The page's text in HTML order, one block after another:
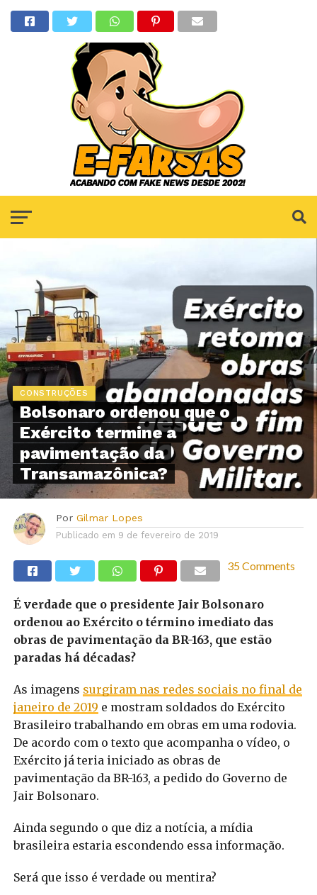
CONSTRUÇÕES
Bolsonaro ordenou que o
Exército termine a
pavimentação da
Transamazônica?
Por Gilmar Lopes
Publicado em 9 de fevereiro de 2019
35 Comments
É verdade que o presidente Jair Bolsonaro
ordenou ao Exército o término imediato das
obras de pavimentação da BR-163, que estão
paradas há décadas?
As imagens surgiram nas redes sociais no final de
janeiro de 2019 e mostram soldados do Exército
Brasileiro trabalhando em obras em uma rodovia.
De acordo com o texto que acompanha o vídeo, o
Exército já teria iniciado as obras de
pavimentação da BR-163, a pedido do Governo de
Jair Bolsonaro.
Ainda segundo o que diz a notícia, a mídia
brasileira estaria escondendo essa informação.
Será que isso é verdade ou mentira?